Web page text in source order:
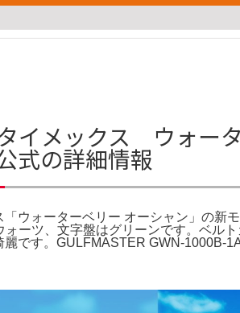
イメックス ウォー
式の詳細情報
「ウォーターベリー オーシャン」の新
ォーツ、文字盤はグリーンです。ベル
麗です。GULFMASTER GWN-1000B-